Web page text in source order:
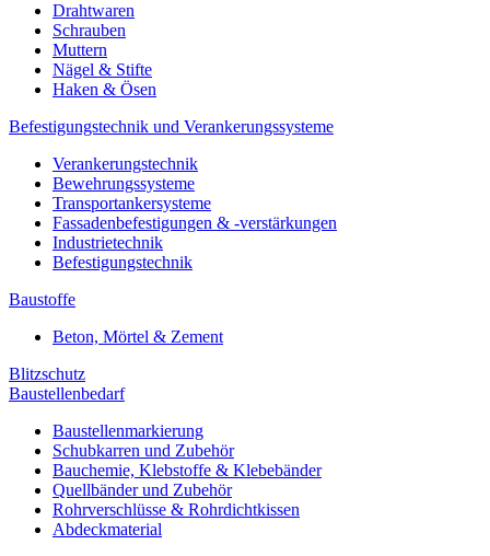
Drahtwaren
Schrauben
Muttern
Nägel & Stifte
Haken & Ösen
Befestigungstechnik und Verankerungssysteme
Verankerungstechnik
Bewehrungssysteme
Transportankersysteme
Fassadenbefestigungen & -verstärkungen
Industrietechnik
Befestigungstechnik
Baustoffe
Beton, Mörtel & Zement
Blitzschutz
Baustellenbedarf
Baustellenmarkierung
Schubkarren und Zubehör
Bauchemie, Klebstoffe & Klebebänder
Quellbänder und Zubehör
Rohrverschlüsse & Rohrdichtkissen
Abdeckmaterial